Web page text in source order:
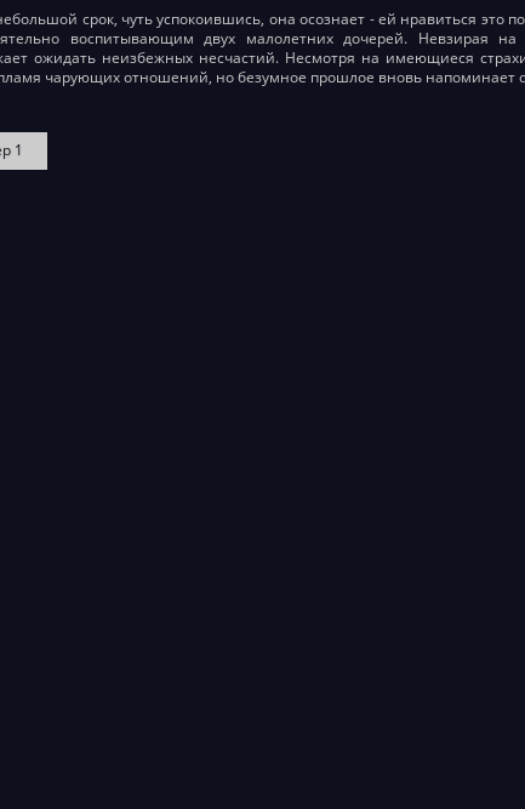
срок, чуть успокоившись, она осознает - ей нравиться
воспитывающим двух малолетних дочерей. Невзирая
ожидать неизбежных несчастий. Несмотря на имеющиеся
чарующих отношений, но безумное прошлое вновь напоминает
1